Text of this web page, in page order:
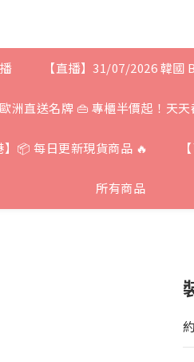
【直播】31/07/2026 韓國
洲直送名牌 👜 專櫃半價起！天
】📦 每日更新現貨商品 🔥
所有商品